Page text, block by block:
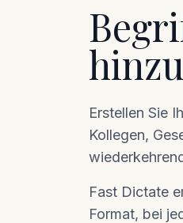
Erstellen Sie
Kollegen,
Fast Dictate
Format, bei